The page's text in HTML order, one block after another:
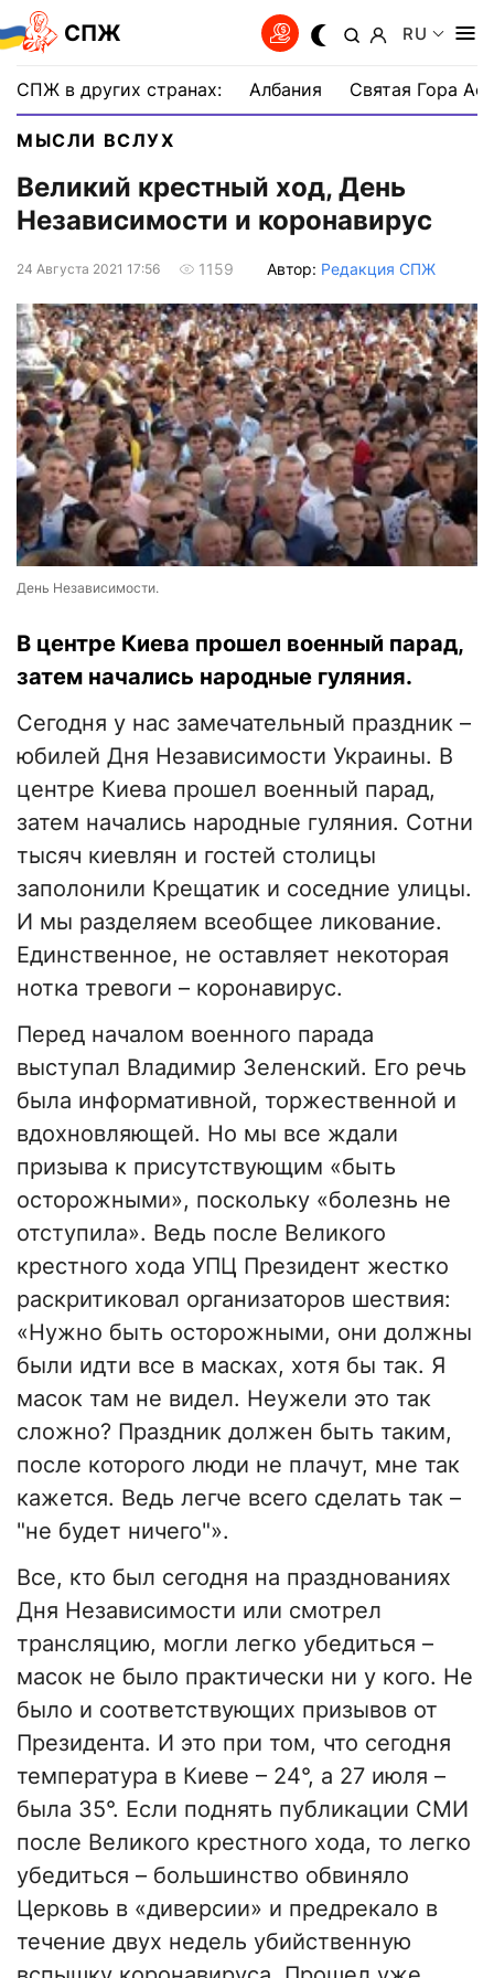
СПЖ RU
СПЖ в других странах: Албания Святая Гора
МЫСЛИ ВСЛУХ
Великий крестный ход, День
Независимости и коронавирус
24 Августа 2021 17:56 1159 Автор: Редакция СПЖ
День Независимости.
В центре Киева прошел военный парад,
затем начались народные гуляния.
Сегодня у нас замечательный праздник –
юбилей Дня Независимости Украины. В
центре Киева прошел военный парад,
затем начались народные гуляния. Сотни
тысяч киевлян и гостей столицы
заполонили Крещатик и соседние улицы.
И мы разделяем всеобщее ликование.
Единственное, не оставляет некоторая
нотка тревоги – коронавирус.
Перед началом военного парада
выступал Владимир Зеленский. Его речь
была информативной, торжественной и
вдохновляющей. Но мы все ждали
призыва к присутствующим «быть
осторожными», поскольку «болезнь не
отступила». Ведь после Великого
крестного хода УПЦ Президент жестко
раскритиковал организаторов шествия:
«Нужно быть осторожными, они должны
были идти все в масках, хотя бы так. Я
масок там не видел. Неужели это так
сложно? Праздник должен быть таким,
после которого люди не плачут, мне так
кажется. Ведь легче всего сделать так –
"не будет ничего"».
Все, кто был сегодня на празднованиях
Дня Независимости или смотрел
трансляцию, могли легко убедиться –
масок не было практически ни у кого. Не
было и соответствующих призывов от
Президента. И это при том, что сегодня
температура в Киеве – 24°, а 27 июля –
была 35°. Если поднять публикации СМИ
после Великого крестного хода, то легко
убедиться – большинство обвиняло
Церковь в «диверсии» и предрекало в
течение двух недель убийственную